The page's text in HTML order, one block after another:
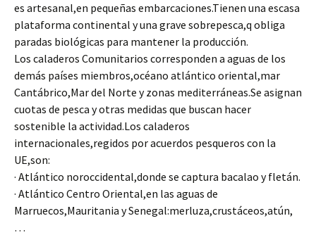
es artesanal,en pequeñas embarcaciones.Tienen una escasa
plataforma continental y una grave sobrepesca,q obliga
paradas biológicas para mantener la producción.
Los caladeros Comunitarios corresponden a aguas de los
demás países miembros,océano atlántico oriental,mar
Cantábrico,Mar del Norte y zonas mediterráneas.Se asignan
cuotas de pesca y otras medidas que buscan hacer
sostenible la actividad.Los caladeros
internacionales,regidos por acuerdos pesqueros con la
UE,son:
· Atlántico noroccidental,donde se captura bacalao y fletán.
· Atlántico Centro Oriental,en las aguas de
Marruecos,Mauritania y Senegal:merluza,crustáceos,atún,
…